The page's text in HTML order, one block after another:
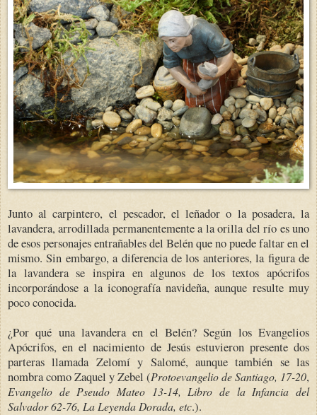
Junto al carpintero, el pescador, el leñador o la posadera, la
lavandera, arrodillada permanentemente a la orilla del río es uno
de esos personajes entrañables del Belén que no puede faltar en el
mismo. Sin embargo, a diferencia de los anteriores, la figura de
la lavandera se inspira en algunos de los textos apócrifos
incorporándose a la iconografía navideña, aunque resulte muy
poco conocida.
¿Por qué una lavandera en el Belén? Según los Evangelios
Apócrifos, en el nacimiento de Jesús estuvieron presente dos
parteras llamada Zelomí y Salomé, aunque también se las
nombra como Zaquel y Zebel (Protoevangelio de Santiago, 17-20,
Evangelio de Pseudo Mateo 13-14, Libro de la Infancia del
Salvador 62-76, La Leyenda Dorada, etc.).